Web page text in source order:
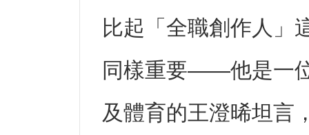
比起「全職創作人」
同樣重要——他是一
及體育的王澄晞坦言